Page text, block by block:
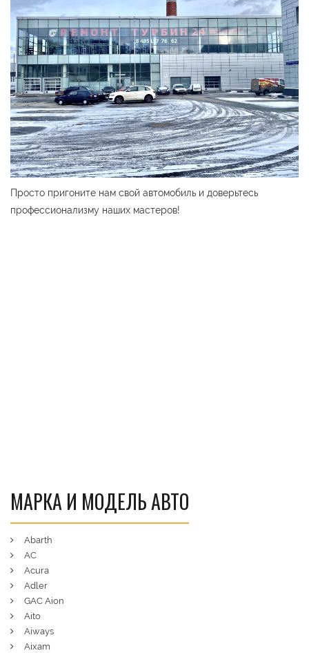
Просто пригоните нам свой автомобиль и доверьтесь
профессионализму наших мастеров!
МАРКА И МОДЕЛЬ АВТО
Abarth
AC
Acura
Adler
GAC Aion
Aito
Aiways
Aixam